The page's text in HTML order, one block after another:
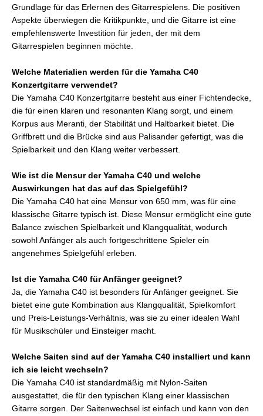
Grundlage für das Erlernen des Gitarrespielens. Die positiven
Aspekte überwiegen die Kritikpunkte, und die Gitarre ist eine
empfehlenswerte Investition für jeden, der mit dem
Gitarrespielen beginnen möchte.
Welche Materialien werden für die Yamaha C40
Konzertgitarre verwendet?
Die Yamaha C40 Konzertgitarre besteht aus einer Fichtendecke,
die für einen klaren und resonanten Klang sorgt, und einem
Korpus aus Meranti, der Stabilität und Haltbarkeit bietet. Die
Griffbrett und die Brücke sind aus Palisander gefertigt, was die
Spielbarkeit und den Klang weiter verbessert.
Wie ist die Mensur der Yamaha C40 und welche
Auswirkungen hat das auf das Spielgefühl?
Die Yamaha C40 hat eine Mensur von 650 mm, was für eine
klassische Gitarre typisch ist. Diese Mensur ermöglicht eine gute
Balance zwischen Spielbarkeit und Klangqualität, wodurch
sowohl Anfänger als auch fortgeschrittene Spieler ein
angenehmes Spielgefühl erleben.
Ist die Yamaha C40 für Anfänger geeignet?
Ja, die Yamaha C40 ist besonders für Anfänger geeignet. Sie
bietet eine gute Kombination aus Klangqualität, Spielkomfort
und Preis-Leistungs-Verhältnis, was sie zu einer idealen Wahl
für Musikschüler und Einsteiger macht.
Welche Saiten sind auf der Yamaha C40 installiert und kann
ich sie leicht wechseln?
Die Yamaha C40 ist standardmäßig mit Nylon-Saiten
ausgestattet, die für den typischen Klang einer klassischen
Gitarre sorgen. Der Saitenwechsel ist einfach und kann von den